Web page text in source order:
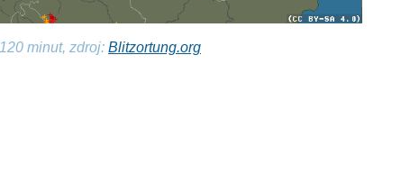
minut, zdroj:Blitzortung.org